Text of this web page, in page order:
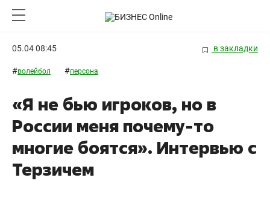
05.04 08:45 в закладки
#волейбол #персона
«Я не бью игроков, но в
России меня почему-то
многие боятся». Интервью с
Терзичем